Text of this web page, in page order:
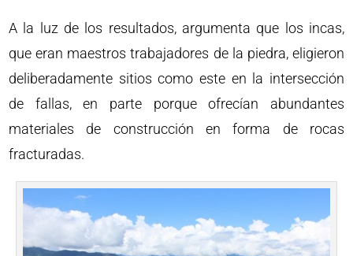
A la luz de los resultados, argumenta que los incas,
que eran maestros trabajadores de la piedra, eligieron
deliberadamente sitios como este en la intersección
de fallas, en parte porque ofrecían abundantes
materiales de construcción en forma de rocas
fracturadas.